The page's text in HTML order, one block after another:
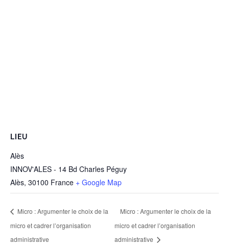
LIEU
Alès
INNOV'ALES - 14 Bd Charles Péguy
Alès, 30100 France + Google Map
Micro : Argumenter le choix de la
micro et cadrer l’organisation
administrative
Micro : Argumenter le choix de la
micro et cadrer l’organisation
administrative